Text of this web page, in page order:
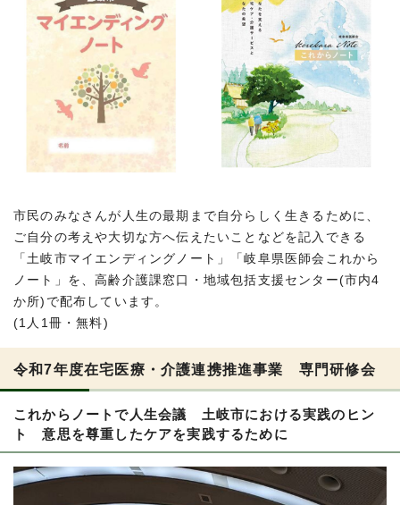
市民のみなさんが人生の最期まで自分らしく生きるために、
ご自分の考えや大切な方へ伝えたいことなどを記入できる
「土岐市マイエンディングノート」「岐阜県医師会これから
ノート」を、高齢介護課窓口・地域包括支援センター(市内4
か所)で配布しています。
(1人1冊・無料)
令和7年度在宅医療・介護連携推進事業 専門研修会
これからノートで人生会議 土岐市における実践のヒン
ト 意思を尊重したケアを実践するために